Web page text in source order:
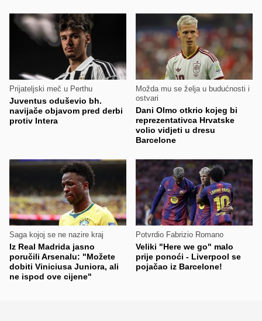
Prijateljski meč u Perthu
Juventus oduševio bh.
navijače objavom pred derbi
protiv Intera
Možda mu se želja u budućnosti i
ostvari
Dani Olmo otkrio kojeg bi
reprezentativca Hrvatske
volio vidjeti u dresu
Barcelone
Saga kojoj se ne nazire kraj
Iz Real Madrida jasno
poručili Arsenalu: "Možete
dobiti Viniciusa Juniora, ali
ne ispod ove cijene"
Potvrdio Fabrizio Romano
Veliki "Here we go" malo
prije ponoći - Liverpool se
pojačao iz Barcelone!